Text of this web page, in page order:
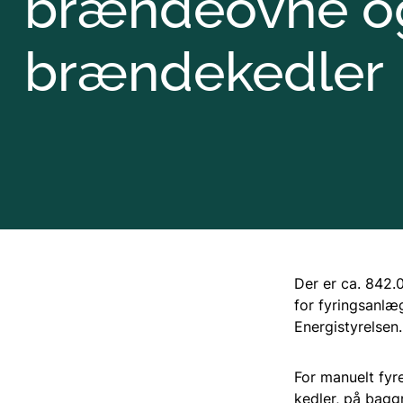
brændekedler
Der er ca.
for
Energistyrelsen.
For manuelt
kedler, på